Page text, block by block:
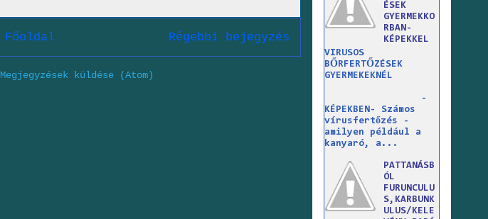
Régebbi bejegyzés
Főoldal
Megjegyzések küldése (Atom)
ÉSEK
GYERMEKKO
RBAN-
KÉPEKKEL
VIRUSOS
BŐRFERTŐZÉSEK
GYERMEKEKNÉL
-
KÉPEKBEN- Számos
vírusfertőzés -
amilyen például a
kanyaró, a...
PATTANÁSB
ÓL
FURUNCULU
S,KARBUNK
ULUS/KELE